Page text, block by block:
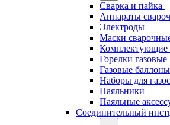
Сварка и пайка
Аппараты
Электроды
Маски
Комплектующие
Горелки газовые
Газовые баллоны
Наборы для
Паяльники
Паяльные
Соединительный